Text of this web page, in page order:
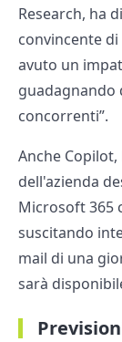
Research, ha
convincente
avuto un
guadagnando
concorrenti”.
Anche
dell'azienda
Microsoft 365
suscitando
mail di una
sarà